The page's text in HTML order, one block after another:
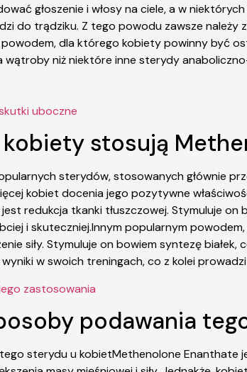
głoszenie i włosy na ciele, a w
do trądziku. Z tego powodu zawsze
dla którego kobiety powinny być
niż niektóre inne sterydy
uboczne
stosują
sterydów, stosowanych głównie
kobiet docenia jego pozytywne
redukcja tkanki tłuszczowej. Stymuluje
i skuteczniej.Innym popularnym
siły. Stymuluje on bowiem syntezę
w swoich treningach, co z kolei
zastosowania
podawania
sterydu u kobietMethenolone